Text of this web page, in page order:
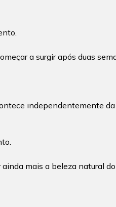
a surgir após duas
independentemente
mais a beleza natural do